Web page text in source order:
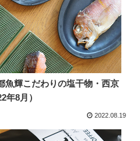
魚輝こだわりの塩干物・西京
年8月）
2022.08.19